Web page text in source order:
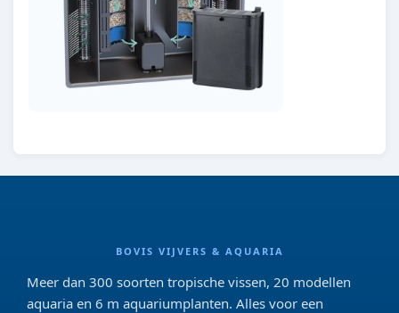
BOVIS VIJVERS & AQUARIA
Meer dan 300 soorten tropische vissen, 20 modellen
aquaria en 6 m aquariumplanten. Alles voor een